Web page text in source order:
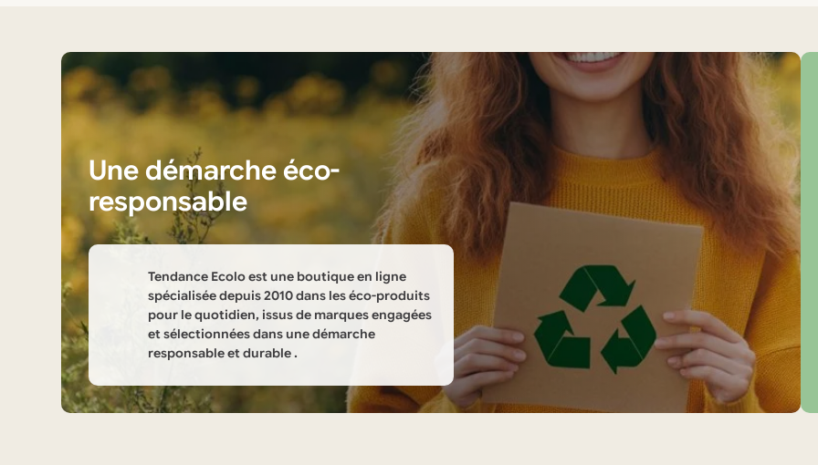
Informations
Une démarche éco-
responsable
Tendance Ecolo est une boutique en ligne
spécialisée depuis 2010 dans les éco-produits
pour le quotidien, issus de marques engagées
et sélectionnées dans une démarche
responsable et durable .